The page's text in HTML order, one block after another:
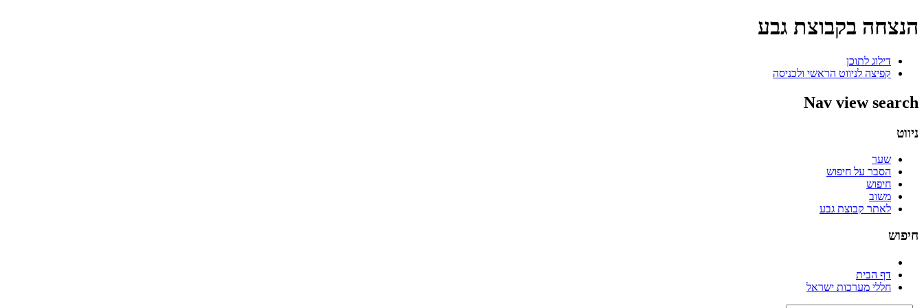
הנצחה בקבוצת גבע
דילוג לתוכן
קפיצה לניווט הראשי ולכניסה
Nav view search
ניווט
שער
הסבר על חיפוש
חיפוש
משוב
לאתר קבוצת גבע
חיפוש
דף הבית
חללי מערכות ישראל